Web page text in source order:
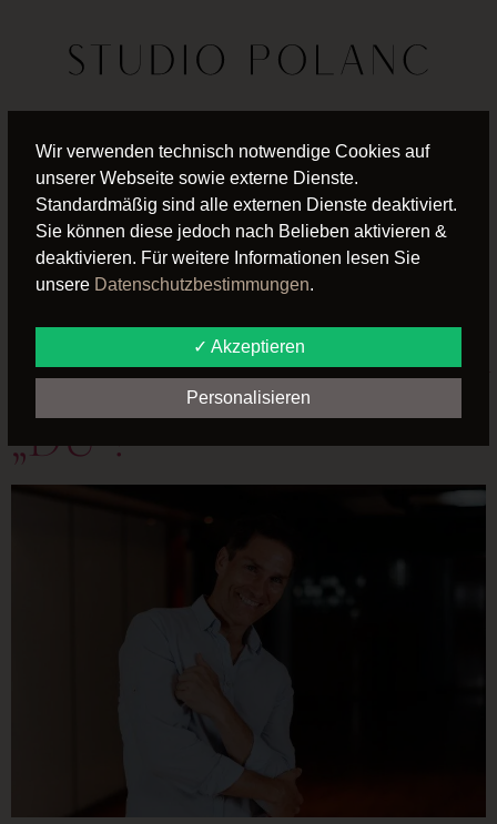
TAG:19. SEPTEMBER
2025
WIR BEGEGNEN
EUCH MIT EINEM
WERTSCHÄTZENDEN
„DU“!
Wir verwenden technisch notwendige Cookies auf
unserer Webseite sowie externe Dienste.
Standardmäßig sind alle externen Dienste deaktiviert.
Sie können diese jedoch nach Belieben aktivieren &
deaktivieren. Für weitere Informationen lesen Sie
unsere Datenschutzbestimmungen.
✓ Akzeptieren
Personalisieren